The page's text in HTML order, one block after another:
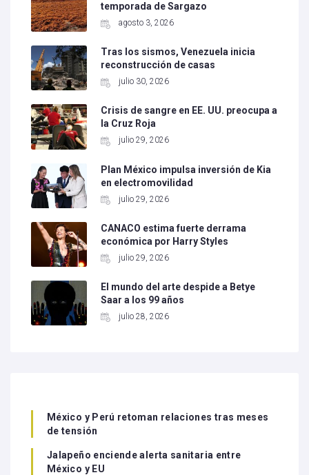
temporada de Sargazo
agosto 3, 2026
Tras los sismos, Venezuela inicia
reconstrucción de casas
julio 30, 2026
Crisis de sangre en EE. UU. preocupa a
la Cruz Roja
julio 29, 2026
Plan México impulsa inversión de Kia
en electromovilidad
julio 29, 2026
CANACO estima fuerte derrama
económica por Harry Styles
julio 29, 2026
El mundo del arte despide a Betye
Saar a los 99 años
julio 28, 2026
México y Perú retoman relaciones tras meses
de tensión
Jalapeño enciende alerta sanitaria entre
México y EU